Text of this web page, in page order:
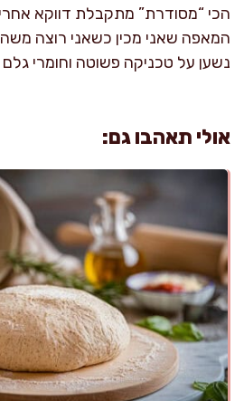
הכי “מסודרת” מתקבלת דווקא
המאפה שאני מכין כשאני רוצה
נשען על טכניקה פשוטה וחומרי גלם
אולי תאהבו גם: